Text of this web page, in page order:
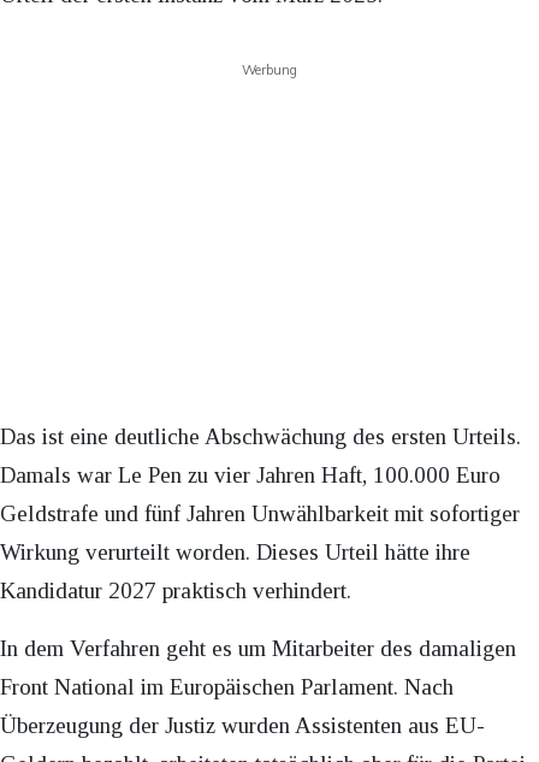
Werbung
Das ist eine deutliche Abschwächung des ersten Urteils.
Damals war Le Pen zu vier Jahren Haft, 100.000 Euro
Geldstrafe und fünf Jahren Unwählbarkeit mit sofortiger
Wirkung verurteilt worden. Dieses Urteil hätte ihre
Kandidatur 2027 praktisch verhindert.
In dem Verfahren geht es um Mitarbeiter des damaligen
Front National im Europäischen Parlament. Nach
Überzeugung der Justiz wurden Assistenten aus EU-